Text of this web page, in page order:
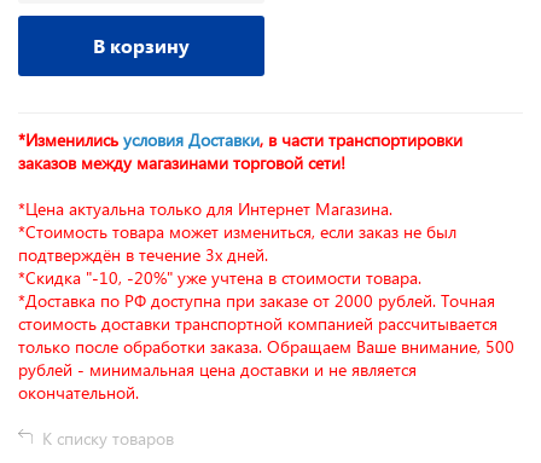
В корзину
*Изменились условия Доставки, в части транспортировки
заказов между магазинами торговой сети!
*Цена актуальна только для Интернет Магазина.
*Стоимость товара может измениться, если заказ не был
подтверждён в течение 3х дней.
*Скидка "-10, -20%" уже учтена в стоимости товара.
*Доставка по РФ доступна при заказе от 2000 рублей. Точная
стоимость доставки транспортной компанией рассчитывается
только после обработки заказа. Обращаем Ваше внимание, 500
рублей - минимальная цена доставки и не является
окончательной.
К списку товаров